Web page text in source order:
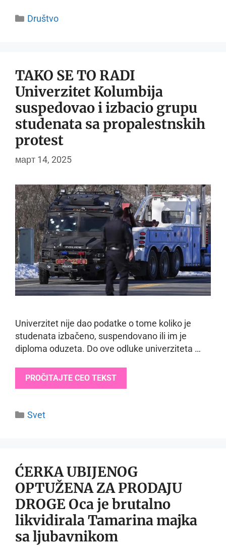
Categories
Društvo
TAKO SE TO RADI
Univerzitet Kolumbija
suspedovao i izbacio grupu
studenata sa propalestnskih
protest
март 14, 2025
Univerzitet nije dao podatke o tome koliko je
studenata izbačeno, suspendovano ili im je
diploma oduzeta. Do ove odluke univerziteta …
PROČITAJTE CEO TEKST
Categories
Svet
ĆERKA UBIJENOG
OPTUŽENA ZA PRODAJU
DROGE Oca je brutalno
likvidirala Tamarina majka
sa ljubavnikom